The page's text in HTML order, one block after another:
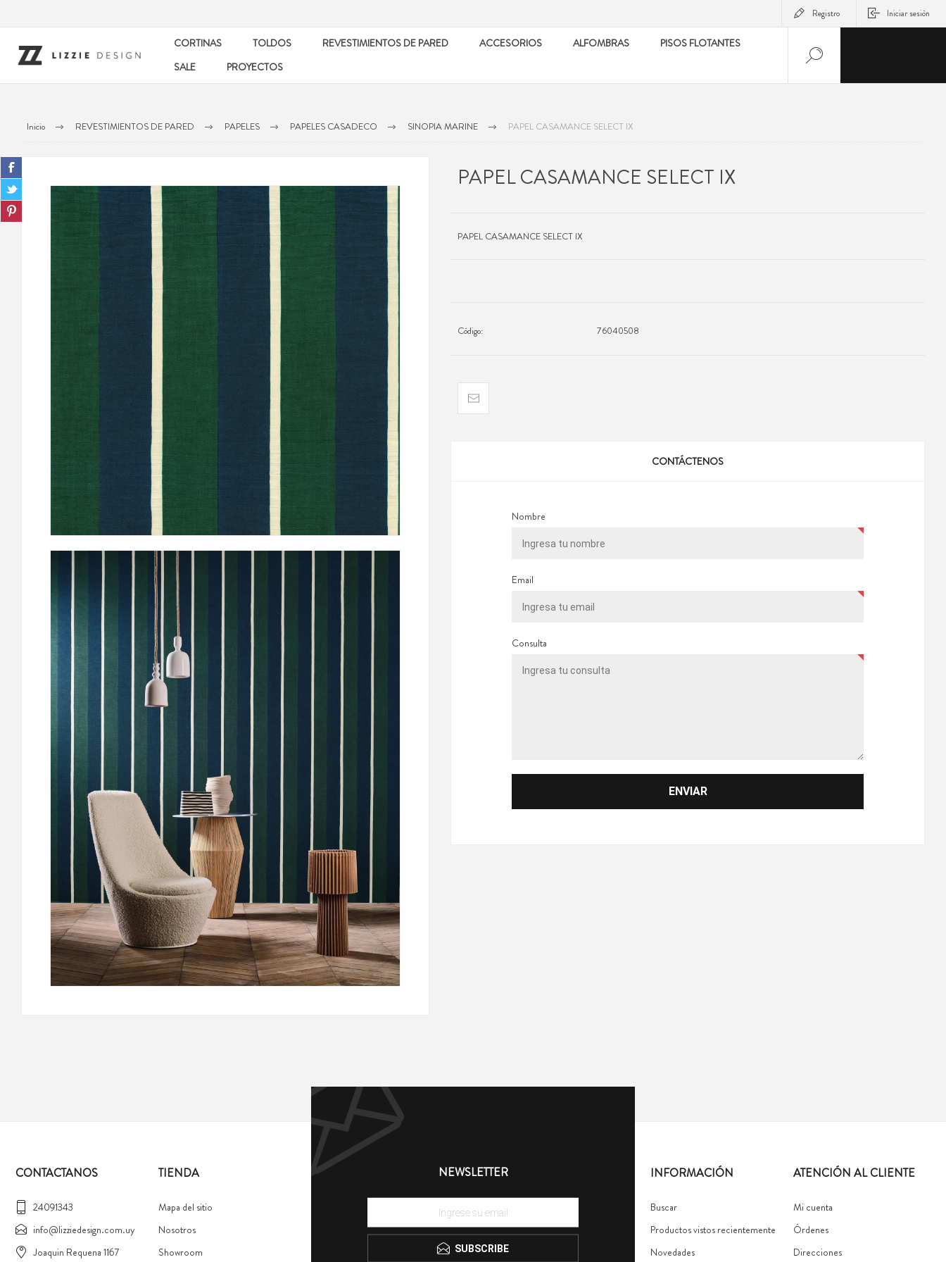
Registro Iniciar sesión
CORTINAS TOLDOS REVESTIMIENTOS DE PARED ACCESORIOS ALFOMBRAS
PISOS FLOTANTES
SALE
PROYECTOS
Inicio REVESTIMIENTOS DE PARED PAPELES PAPELES CASADECO SINOPIA MARINE PAPEL CASAMANCE SELECT IX
PAPEL CASAMANCE SELECT IX
PAPEL CASAMANCE SELECT IX
Código: 76040508
CONTÁCTENOS
Nombre
Email
Consulta
NEWSLETTER
SUBSCRIBE
CONTACTANOS
24091343
info@lizziedesign.com.uy
Joaquin Requena 1167
TIENDA
Mapa del sitio
Nosotros
Showroom
INFORMACIÓN
Buscar
Productos vistos recientemente
Novedades
ATENCIÓN AL CLIENTE
Mi cuenta
Órdenes
Direcciones